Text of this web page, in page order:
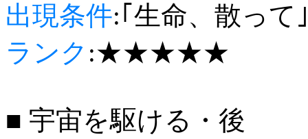
出現条件:｢生命、散って
ランク :★★★★★
■ 宇宙を駆ける・後